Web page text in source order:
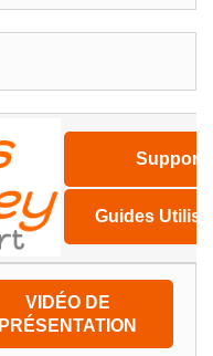
Supports
Guides
VIDÉO DE
PRÉSENTATION